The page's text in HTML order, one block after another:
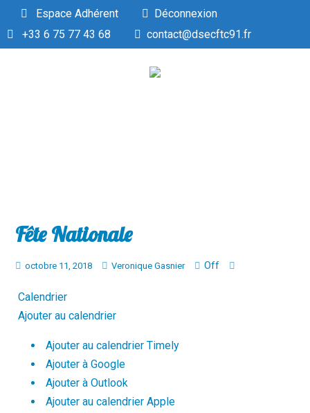
Espace Adhérent
Déconnexion
+33 6 75 77 43 68
contact@dsecftc91.fr
Fête Nationale
octobre 11, 2018 Veronique Gasnier Off
Calendrier
Ajouter au calendrier
Ajouter au calendrier Timely
Ajouter à Google
Ajouter à Outlook
Ajouter au calendrier Apple